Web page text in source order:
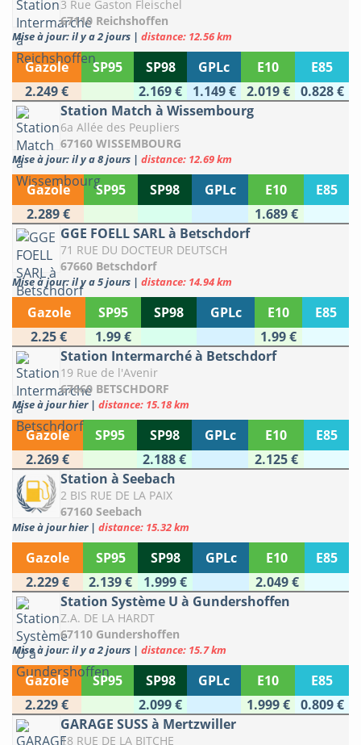
3 Rue Gaston Fleischel
67110 Reichshoffen
Mise à jour: il y a 2 jours | distance: 12.56 km
Gazole SP95 SP98 GPLc E10
E85
2.249 €
2.169 € 1.149 € 2.019 €
0.828 €
Station Match à Wissembourg
6a Allée des Peupliers
67160 WISSEMBOURG
Mise à jour: il y a 8 jours | distance: 12.69 km
Gazole SP95 SP98 GPLc E10
E85
2.289 €
1.689 €
GGE FOELL SARL à Betschdorf
71 RUE DU DOCTEUR DEUTSCH
67660 Betschdorf
Mise à jour: il y a 5 jours | distance: 14.94 km
Gazole SP95 SP98 GPLc E10
E85
2.25 €
1.99 €
1.99 €
Station Intermarché à Betschdorf
19 Rue de l'Avenir
67660 BETSCHDORF
Mise à jour hier | distance: 15.18 km
Gazole SP95 SP98 GPLc E10
E85
2.269 €
2.188 €
2.125 €
Station à Seebach
2 BIS RUE DE LA PAIX
67160 Seebach
Mise à jour hier | distance: 15.32 km
Gazole SP95 SP98 GPLc E10
E85
2.229 €
2.139 € 1.999 €
2.049 €
Station Système U à Gundershoffen
Z.A. DE LA HARDT
67110 Gundershoffen
Mise à jour: il y a 2 jours | distance: 15.7 km
Gazole SP95 SP98 GPLc E10
E85
2.229 €
2.099 € 1.999 €
0.809 €
GARAGE SUSS à Mertzwiller
18 RUE DE LA BITCHE